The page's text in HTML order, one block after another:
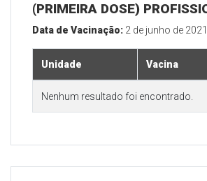
(PRIMEIRA DOSE)
Data de Vacinação: 2 de junho de 2021
Unidade Vacina
Nenhum resultado foi encontrado.